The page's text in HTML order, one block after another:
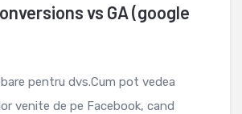
vs GA (google
pentru dvs.Cum pot vedea
venite de pe Facebook, cand